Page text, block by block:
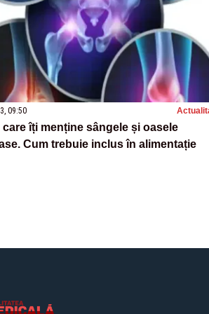
09:50
care îți menține sângele și oasele
Cum trebuie inclus în alimentație